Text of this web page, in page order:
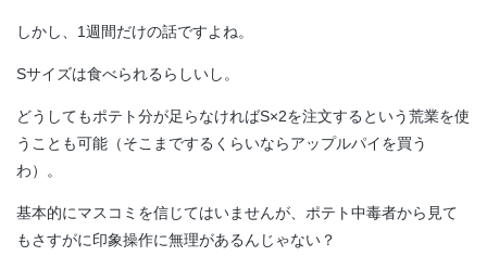
しかし、1週間だけの話ですよね。
Sサイズは食べられるらしいし。
どうしてもポテト分が足らなければS×2を注文するという荒業を使
うことも可能（そこまでするくらいならアップルパイを買う
わ）。
基本的にマスコミを信じてはいませんが、ポテト中毒者から見て
もさすがに印象操作に無理があるんじゃない？